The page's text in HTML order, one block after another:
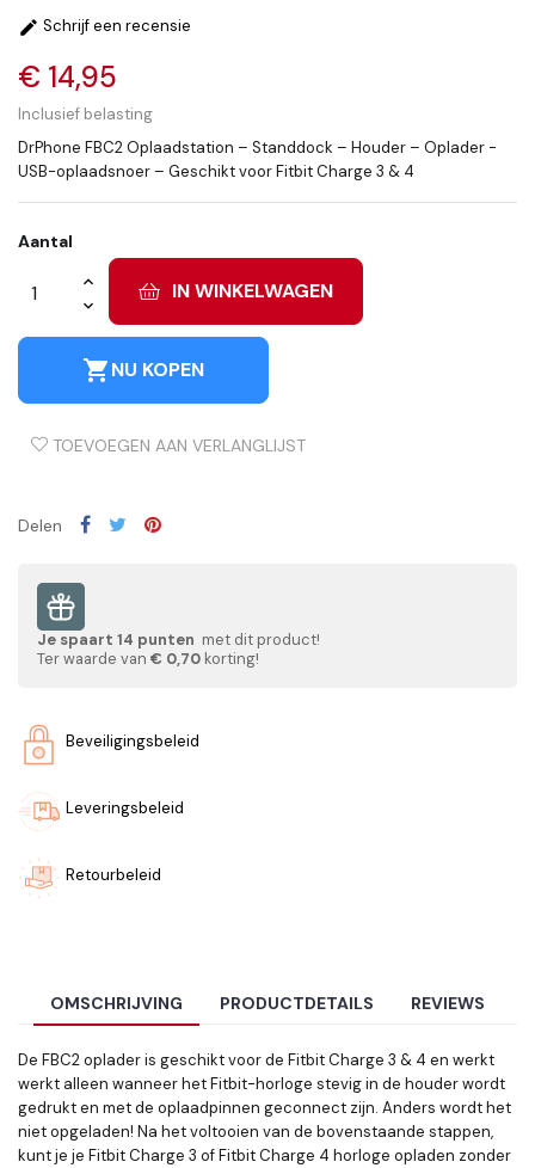
 Schrijf een recensie
€ 14,95
Inclusief belasting
DrPhone FBC2 Oplaadstation – Standdock – Houder – Oplader -
USB-oplaadsnoer – Geschikt voor Fitbit Charge 3 & 4
Aantal
IN WINKELWAGEN
shopping_cartNU KOPEN
TOEVOEGEN AAN VERLANGLIJST
Delen
Je spaart 14 punten met dit product!
Ter waarde van € 0,70 korting!
Beveiligingsbeleid
Leveringsbeleid
Retourbeleid
OMSCHRIJVING PRODUCTDETAILS REVIEWS
De FBC2 oplader is geschikt voor de Fitbit Charge 3 & 4 en werkt
werkt alleen wanneer het Fitbit-horloge stevig in de houder wordt
gedrukt en met de oplaadpinnen geconnect zijn. Anders wordt het
niet opgeladen! Na het voltooien van de bovenstaande stappen,
kunt je je Fitbit Charge 3 of Fitbit Charge 4 horloge opladen zonder